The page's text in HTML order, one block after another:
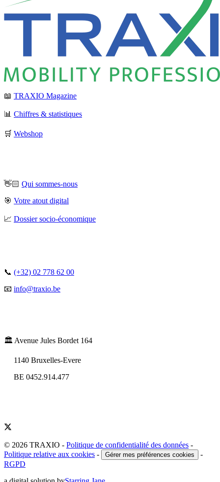
📖 TRAXIO Magazine
📊 Chiffres & statistiques
🛒 Webshop
👋🏻 Qui sommes-nous
🎯 Votre atout digital
📈 Dossier socio-économique
📞 (+32) 02 778 62 00
📧 info@traxio.be
🏛️ Avenue Jules Bordet 164
1140 Bruxelles-Evere
BE 0452.914.477
© 2026 TRAXIO - Politique de confidentialité des données -
Politique relative aux cookies - Gérer mes préférences cookies
-
RGPD